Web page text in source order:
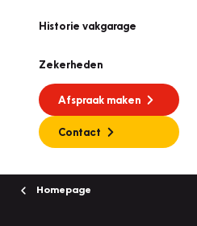
Historie vakgarage
Zekerheden
Afspraak maken
Contact
Homepage